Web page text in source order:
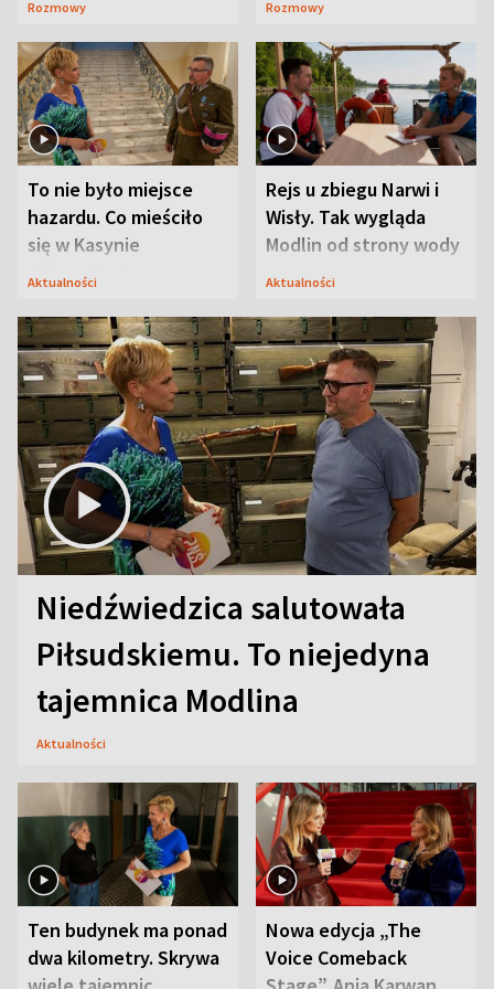
Rozmowy Rozmowy
To nie było miejsce
hazardu. Co mieściło
się w Kasynie
Oficerskim?
Aktualności
Rejs u zbiegu Narwi i
Wisły. Tak wygląda
Modlin od strony wody
Aktualności
Niedźwiedzica salutowała
Piłsudskiemu. To niejedyna
tajemnica Modlina
Aktualności
Ten budynek ma ponad
dwa kilometry. Skrywa
Nowa edycja „The
Voice Comeback